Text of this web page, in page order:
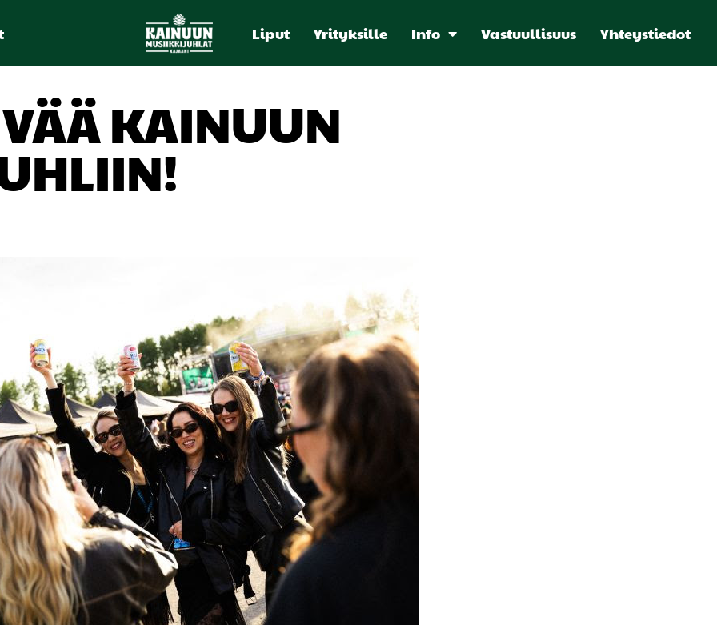
Liput Yrityksille Info Vastuullisuus Yhteystiedot
KAINUUN